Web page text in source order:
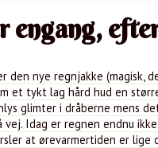
engang,
den nye regnjakke (magisk,
et tykt lag hård hud en
glimter i dråberne mens
Idag er regnen endnu
at ørevarmertiden er lige